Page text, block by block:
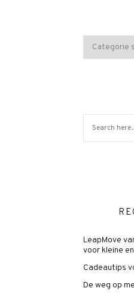
LeapMove
voor kleine
Cadeautips
De weg op